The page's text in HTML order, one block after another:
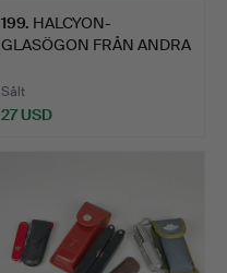
199. HALCYON-
GLASÖGON FRÅN ANDRA
Sålt
27 USD